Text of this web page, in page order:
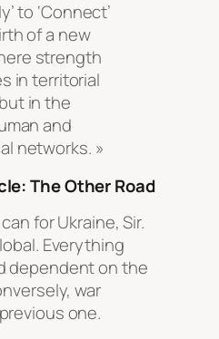
to ‘Connect’
of a new
strength
in territorial
in the
and
networks. »
The Other Road
for Ukraine, Sir.
Everything
dependent on the
war
one.